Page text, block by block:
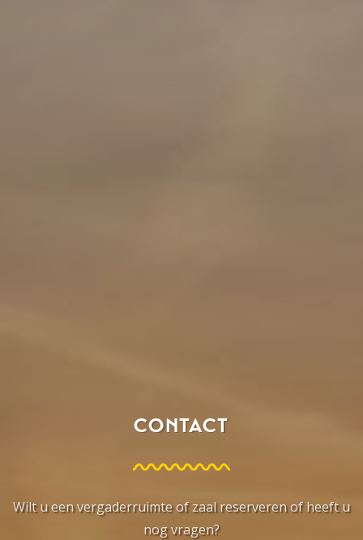
CONTACT
Wilt u een vergaderruimte of zaal reserveren of heeft u
nog vragen?